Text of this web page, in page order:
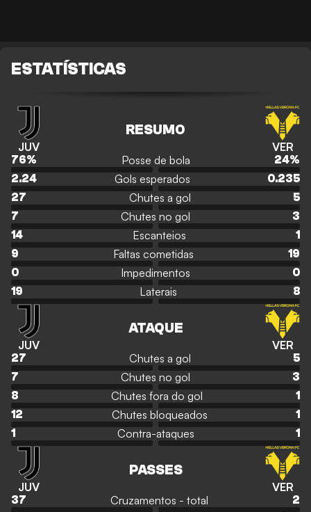
ESTATÍSTICAS
JUV
RESUMO
VER
76% Posse de bola 24%
2.24
Gols esperados
0.235
27
Chutes a gol
5
7
Chutes no gol
3
14
Escanteios
1
9
Faltas cometidas
19
0
Impedimentos
0
19
Laterais 8
JUV
ATAQUE
VER
27 Chutes a gol
5
7
Chutes no gol
3
8
Chutes fora do gol
1
12
Chutes bloqueados
1
1
Contra-ataques 1
JUV
PASSES
VER
37 Cruzamentos - total
2